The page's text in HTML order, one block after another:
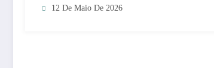
12 De Maio De 2026